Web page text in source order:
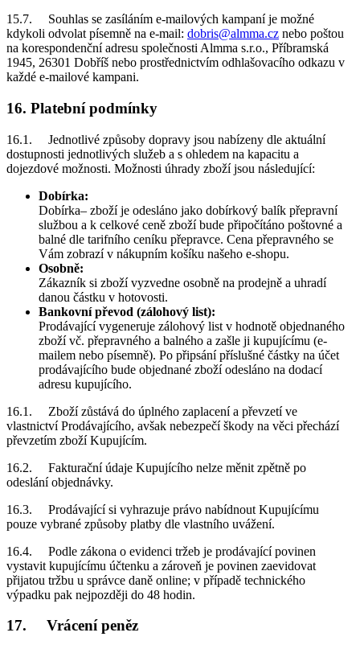
15.7. Souhlas se zasíláním e-mailových kampaní je možné
kdykoli odvolat písemně na e-mail: dobris@almma.cz nebo poštou
na korespondenční adresu společnosti Almma s.r.o., Příbramská
1945, 26301 Dobříš nebo prostřednictvím odhlašovacího odkazu v
každé e-mailové kampani.
16. Platební podmínky
16.1. Jednotlivé způsoby dopravy jsou nabízeny dle aktuální
dostupnosti jednotlivých služeb a s ohledem na kapacitu a
dojezdové možnosti. Možnosti úhrady zboží jsou následující:
Dobírka:
Dobírka– zboží je odesláno jako dobírkový balík přepravní
službou a k celkové ceně zboží bude připočítáno poštovné a
balné dle tarifního ceníku přepravce. Cena přepravného se
Vám zobrazí v nákupním košíku našeho e-shopu.
Osobně:
Zákazník si zboží vyzvedne osobně na prodejně a uhradí
danou částku v hotovosti.
Bankovní převod (zálohový list):
Prodávající vygeneruje zálohový list v hodnotě objednaného
zboží vč. přepravného a balného a zašle ji kupujícímu (e-
mailem nebo písemně). Po připsání příslušné částky na účet
prodávajícího bude objednané zboží odesláno na dodací
adresu kupujícího.
16.1. Zboží zůstává do úplného zaplacení a převzetí ve
vlastnictví Prodávajícího, avšak nebezpečí škody na věci přechází
převzetím zboží Kupujícím.
16.2. Fakturační údaje Kupujícího nelze měnit zpětně po
odeslání objednávky.
16.3. Prodávající si vyhrazuje právo nabídnout Kupujícímu
pouze vybrané způsoby platby dle vlastního uvážení.
16.4. Podle zákona o evidenci tržeb je prodávající povinen
vystavit kupujícímu účtenku a zároveň je povinen zaevidovat
přijatou tržbu u správce daně online; v případě technického
výpadku pak nejpozději do 48 hodin.
17. Vrácení peněz